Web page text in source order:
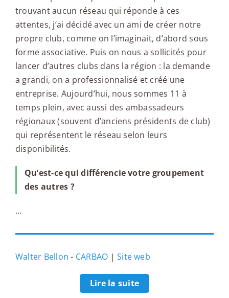
trouvant aucun réseau qui réponde à ces
attentes, j’ai décidé avec un ami de créer notre
propre club, comme on l’imaginait, d’abord sous
forme associative. Puis on nous a sollicités pour
lancer d’autres clubs dans la région : la demande
a grandi, on a professionnalisé et créé une
entreprise. Aujourd’hui, nous sommes 11 à
temps plein, avec aussi des ambassadeurs
régionaux (souvent d’anciens présidents de club)
qui représentent le réseau selon leurs
disponibilités.
Qu’est-ce qui différencie votre groupement
des autres ?
...
Walter Bellon - CARBAO |Site web
Lire la suite